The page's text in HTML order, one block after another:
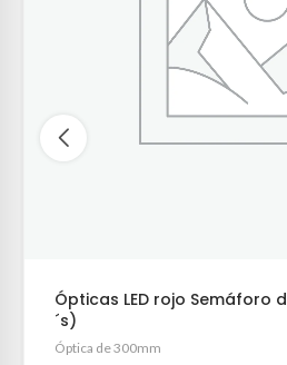
Ópticas LED rojo Semáforo
´s)
Óptica de 300mm